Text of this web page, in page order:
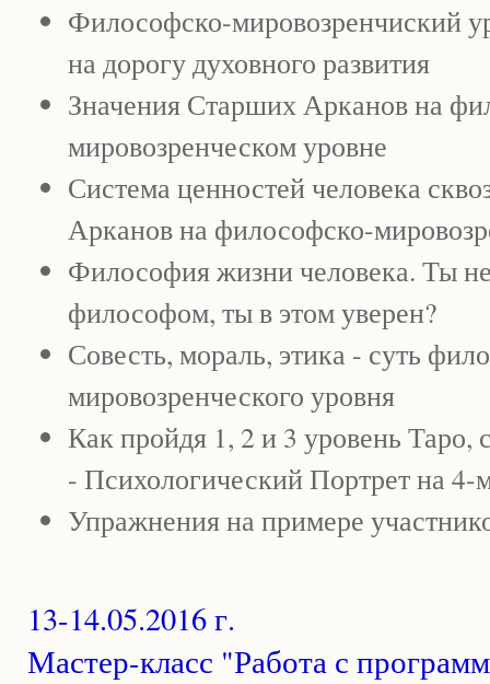
Философско-мировозренчиский
на дорогу духовного развития
Значения Старших Арканов на
мировозренческом уровне
Система ценностей человека
Арканов на философско-
Философия жизни человека. Ты
философом, ты в этом уверен?
Совесть, мораль, этика - суть
мировозренческого уровня
Как пройдя 1, 2 и 3 уровень Таро,
- Психологический Портрет на 4-
Упражнения на примере
13-14.05.2016 г.
Мастер-класс "Работа с